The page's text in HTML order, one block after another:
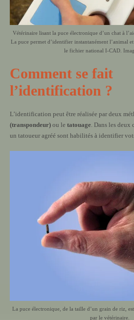
Vétérinaire lisant la puce électronique d’un chat à
La puce permet d’identifier instantanément l’animal
le fichier national I-CAD.
Comment se fait
l’identification ?
L’identification peut être réalisée par deux
(transpondeur) ou le tatouage. Dans les deux
un tatoueur agréé sont habilités à identifier
La puce électronique, de la taille d’un grain de riz,
par le vétérinaire.